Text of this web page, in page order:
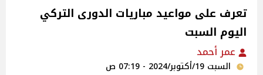
تعرف على مواعيد مباريات الدورى التركي
اليوم السبت
عمر أحمد
السبت 19/أكتوبر/2024 - 07:19 ص